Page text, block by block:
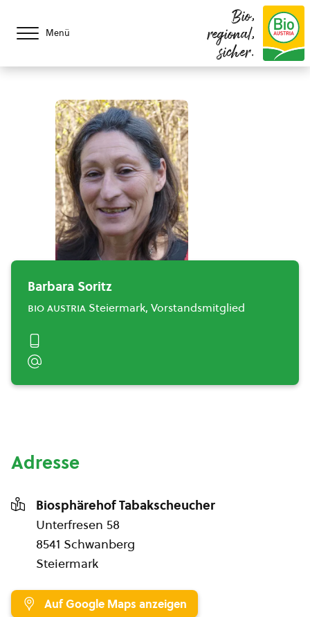
Menü
Bio,
regional,
sicher.
Barbara Soritz
bio austria Steiermark, Vorstandsmitglied
Adresse
Biosphärehof Tabakscheucher
Unterfresen 58
8541 Schwanberg
Steiermark
Auf Google Maps anzeigen